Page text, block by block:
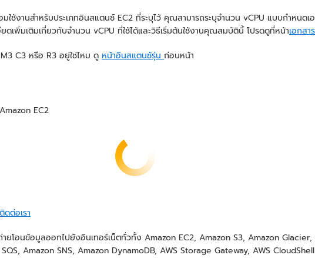
ช้งานสำหรับประเภทอินสแตนซ์ EC2 ที่ระบุไว้ คุณสามารถระบุจำนวน vCPU แบบกำหนดเ
เพิ่มเติมเกี่ยวกับจำนวน vCPU ที่ใช้ได้และวิธีเริ่มต้นใช้งานคุณสมบัตินี้ โปรดดูที่หน้าเอกส
C3 หรือ R3 อยู่ใช่ไหม ดู หน้าอินสแตนซ์รุ่น ก่อนหน้า
EC2
ติดต่อเรา
ยโอนข้อมูลออกไปยังอินเทอร์เน็ตทั่วทั้ง Amazon EC2, Amazon S3, Amazon
Amazon SNS, Amazon DynamoDB, AWS Storage Gateway, AWS